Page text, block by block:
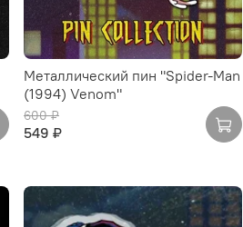
Металлический пин "Spider-Man
(1994) Venom"
600 ₽
549 ₽